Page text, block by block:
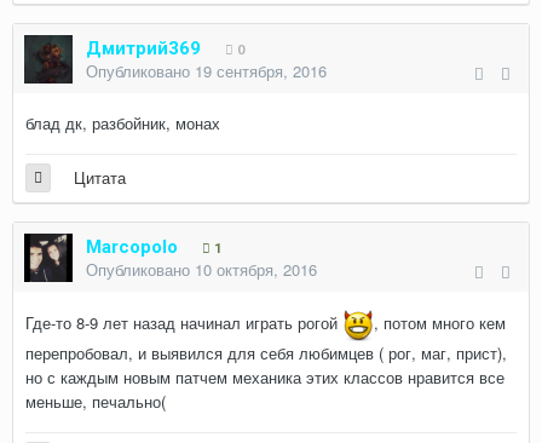
Дмитрий369 0
Опубликовано 19 сентября, 2016
блад дк, разбойник, монах
Цитата
Marcopolo 1
Опубликовано 10 октября, 2016
Где-то 8-9 лет назад начинал играть рогой
, потом много кем
перепробовал, и выявился для себя любимцев ( рог, маг, прист),
но с каждым новым патчем механика этих классов нравится все
меньше, печально(